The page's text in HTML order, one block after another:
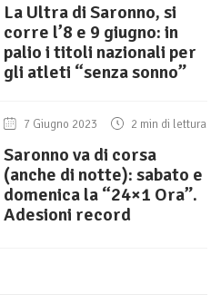
La Ultra di Saronno, si
corre l’8 e 9 giugno: in
palio i titoli nazionali per
gli atleti “senza sonno”
7 Giugno 2023 2 min di lettura
Saronno va di corsa
(anche di notte): sabato e
domenica la “24×1 Ora”.
Adesioni record